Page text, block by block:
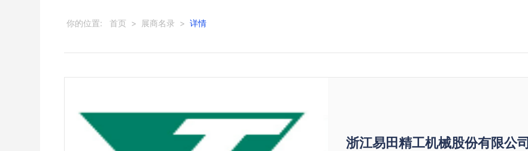
你的位置: 首页 > 展商名录 > 详情
浙江易田精工机械股份有限公司